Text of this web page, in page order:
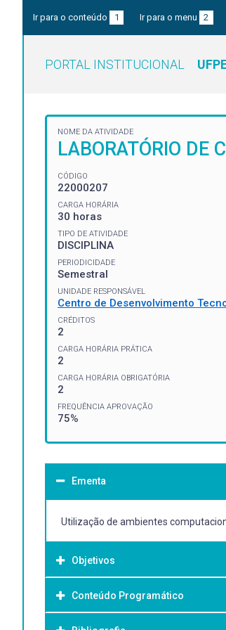
Ir para o conteúdo 1 Ir para o menu 2
PORTAL INSTITUCIONAL
NOME DA ATIVIDADE
LABORATÓRIO DE
CÓDIGO
22000207
CARGA HORÁRIA
30 horas
TIPO DE ATIVIDADE
DISCIPLINA
PERIODICIDADE
Semestral
UNIDADE RESPONSÁVEL
Centro de Desenvolvimento
CRÉDITOS
2
CARGA HORÁRIA PRÁTICA
2
CARGA HORÁRIA OBRIGATÓRIA
2
FREQUÊNCIA APROVAÇÃO
75%
Ementa
Utilização de ambientes
Objetivos
Objetivo Geral:
Esta disciplina tem como objetivo
Conteúdo Programático